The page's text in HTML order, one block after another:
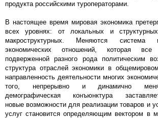
продукта российскими туроператорами.
В настоящее время мировая экономика
всех уровнях: от локальных и
макроструктурных. Меняются система
экономических отношений, которая
подверженной разного рода политическим
структура отраслей экономики в
направленность деятельности многих
того, непрерывно и динамично
демографическая конъюнктура
новые возможности для реализации товаров и
услуг становится определяющим вектором в